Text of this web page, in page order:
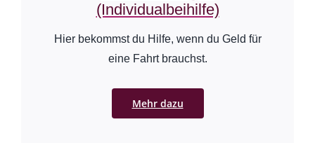
(Individualbeihilfe)
Hier bekommst du Hilfe, wenn du Geld für
eine Fahrt brauchst.
Mehr dazu